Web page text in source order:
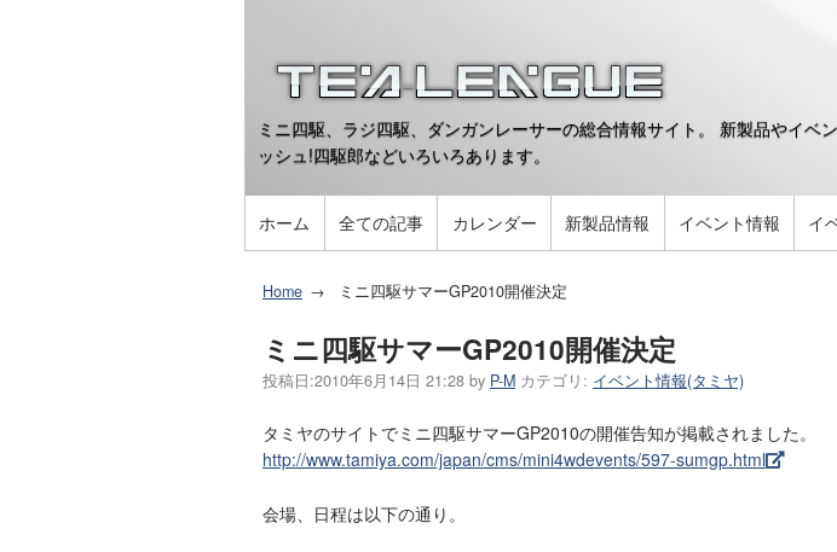
ミニ四駆、ラジ四駆、ダンガンレーサーの総合情報サイト。 新製品やイ
ッシュ!四駆郎などいろいろあります。
ホーム 全ての記事 カレンダー 新製品情報 イベント情報 イ
Home ミニ四駆サマーGP2010開催決定
ミニ四駆サマーGP2010開催決定
投稿日:2010年6月14日 21:28 by P-M カテゴリ: イベント情報(タミヤ)
タミヤのサイトでミニ四駆サマーGP2010の開催告知が掲載されました。
http://www.tamiya.com/japan/cms/mini4wdevents/597-sumgp.html
会場、日程は以下の通り。